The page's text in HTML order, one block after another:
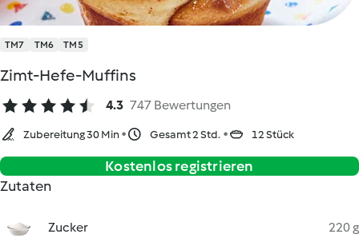
TM7 TM6 TM5
Zimt-Hefe-Muffins
4.3 747 Bewertungen
Zubereitung 30 Min Gesamt 2 Std. 12 Stück
Kostenlos registrieren
Zutaten
Zucker 220 g